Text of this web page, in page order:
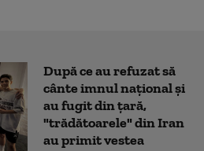
După ce au refuzat să
cânte imnul naţional şi
au fugit din ţară,
"trădătoarele" din Iran
au primit vestea